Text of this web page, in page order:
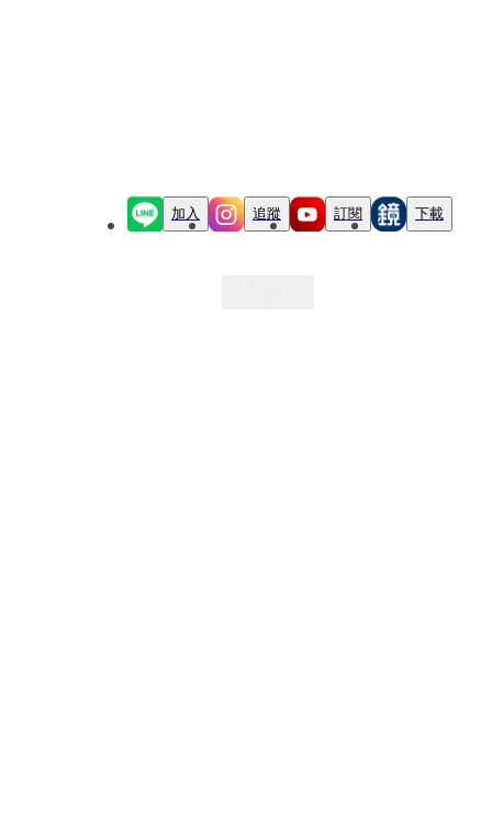
加入 追蹤 訂閱 下載